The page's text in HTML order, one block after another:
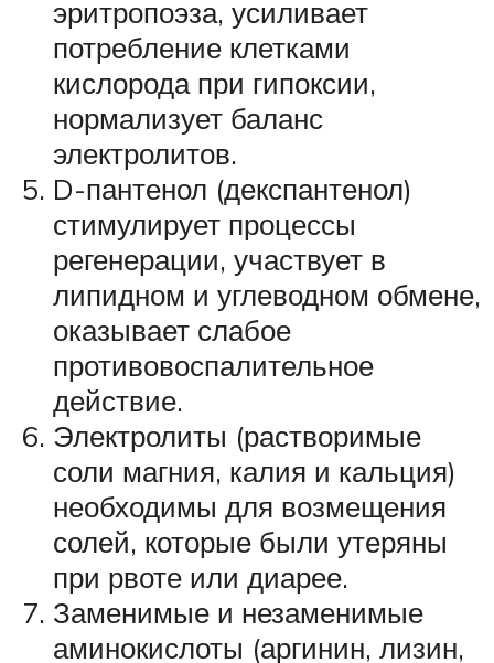
эритропоэза, усиливает
потребление клетками
кислорода при гипоксии,
нормализует баланс
электролитов.
D-пантенол (декспантенол)
стимулирует процессы
регенерации, участвует в
липидном и углеводном обмене,
оказывает слабое
противовоспалительное
действие.
Электролиты (растворимые
соли магния, калия и кальция)
необходимы для возмещения
солей, которые были утеряны
при рвоте или диарее.
Заменимые и незаменимые
аминокислоты (аргинин, лизин,